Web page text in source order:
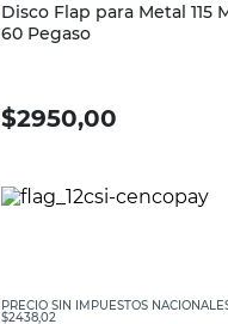
Disco Flap para Metal 115
60 Pegaso
$2950,00
PRECIO SIN IMPUESTOS
$2438,02